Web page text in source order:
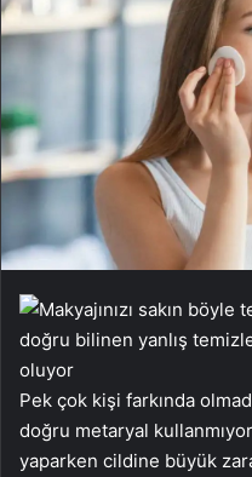
Pek çok kişi farkında
doğru metaryal
yaparken cildine büyük